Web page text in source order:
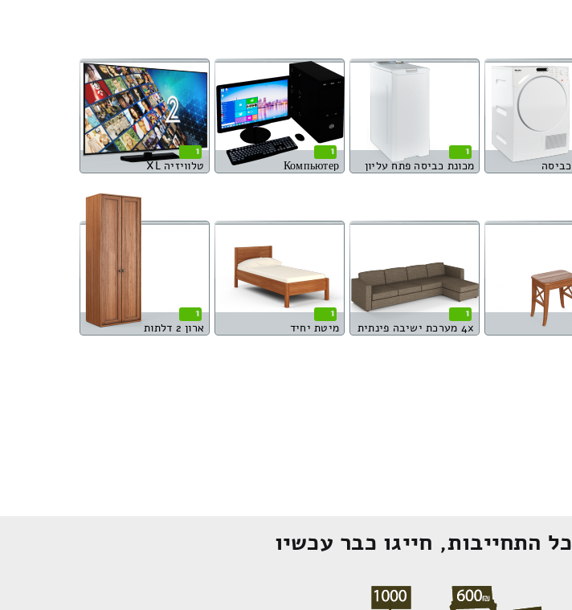
1
מכונת כביסה פתח עליון
1
Компьютер
1
טלוויזיה XL
1
4x מערכת ישיבה פינתית
1
מיטת יחיד
1
ארון 2 דלתות
התחייבות, חייגו כבר עכשיו